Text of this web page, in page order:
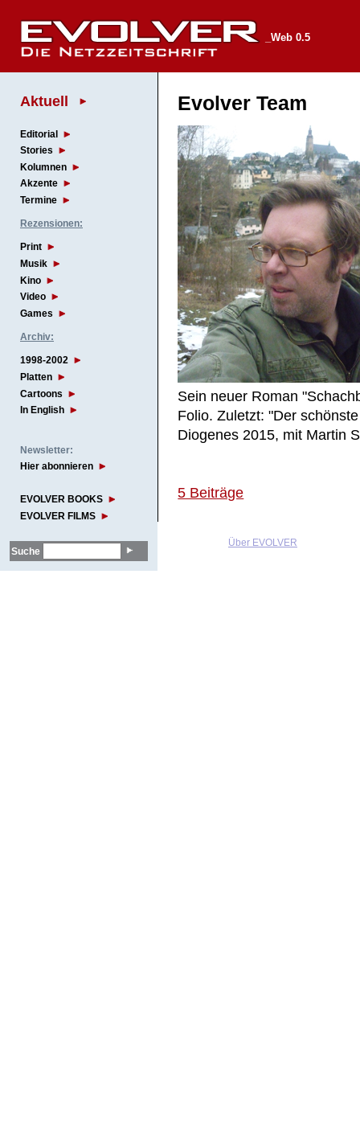
_Web 0.5
Aktuell
Editorial
Stories
Kolumnen
Akzente
Termine
Rezensionen:
Print
Musik
Kino
Video
Games
Archiv:
1998-2002
Platten
Cartoons
In English
Newsletter:
Hier abonnieren
EVOLVER BOOKS
EVOLVER FILMS
Suche
Evolver Team
Sein neuer Roman
Folio. Zuletzt: "Der
Diogenes 2015, mit Martin
5 Beiträge
Über EVOLVER